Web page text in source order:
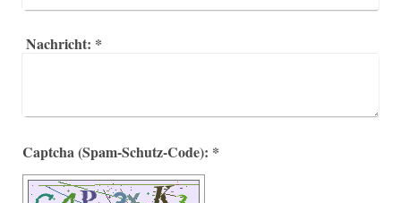
Nachricht: *
Captcha (Spam-Schutz-Code): *